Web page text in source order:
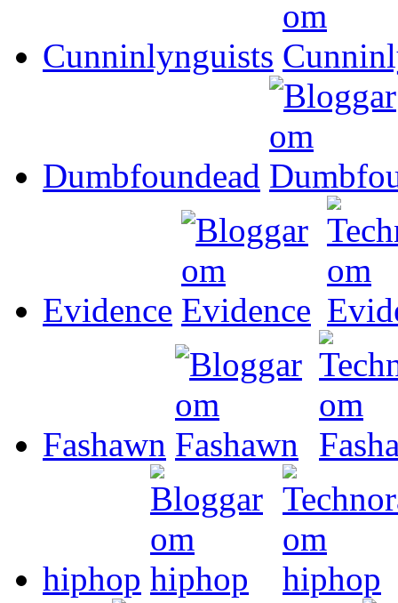
Cunninlynguists
Dumbfoundead
Evidence
Fashawn
hiphop